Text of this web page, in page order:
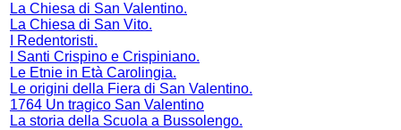
La Chiesa di San Valentino.
La Chiesa di San Vito.
I Redentoristi.
I Santi Crispino e Crispiniano.
Le Etnie in Età Carolingia.
Le origini della Fiera di San Valentino.
1764 Un tragico San Valentino
La storia della Scuola a Bussolengo.